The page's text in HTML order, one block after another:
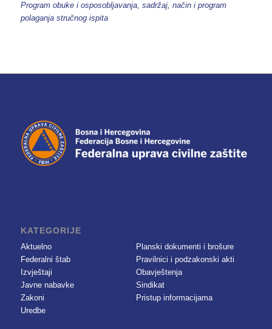
Program obuke i osposobljavanja, sadržaj, način i program
polaganja stručnog ispita
KATEGORIJE
Aktuelno
Federalni štab
Izvještaji
Javne nabavke
Zakoni
Uredbe
Planski dokumenti i brošure
Pravilnici i podzakonski akti
Obavještenja
Sindikat
Pristup informacijama